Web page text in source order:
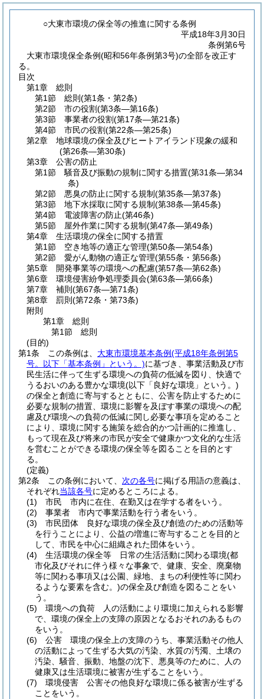
○大東市環境の保全等の推進に関する条例
平成18年3月30日
条例第6号
大東市環境保全条例(昭和56年条例第3号)の全部を改正す
る。
目次
第1章
総則
第1節
総則 (第1条・第2条)
第2節
市の役割(第3条―第16条)
第3節
事業者の役割(第17条―第21条)
第4節
市民の役割(第22条―第25条)
第2章
地球環境の保全及びヒートアイランド現象の緩和
(第26条―第30条)
第3章
公害の防止
第1節
騒音及び振動の規制に関する措置(第31条―第34
条)
第2節
悪臭の防止に関する規制(第35条―第37条)
第3節
地下水採取に関する規制(第38条―第45条)
第4節
電波障害の防止(第46条)
第5節
屋外作業に関する規制(第47条―第49条)
第4章
生活環境の保全に関する措置
第1節
空き地等の適正な管理(第50条―第54条)
第2節
愛がん動物の適正な管理(第55条・第56条)
第5章
開発事業等の環境への配慮(第57条―第62条)
第6章
環境侵害紛争処理委員会(第63条―第66条)
第7章
補則 (第67条―第71条)
第8章
罰則 (第72条・第73条)
附則
第1章
総則
第1節
総則
(目的)
第1条
この条例は、 大東市環境基本条例(平成18年条例第5
号。以下「基本条例」という。)に基づき、事業活動及び市
民生活に伴って生ずる環境への負荷の低減を図り、快適で
うるおいのある豊かな環境(以下「良好な環境」という。)
の保全と創造に寄与するとともに、公害を防止するために
必要な規制の措置、環境に影響を及ぼす事業の環境への配
慮及び環境への負荷の低減に関し必要な事項を定めること
により、環境に関する施策を総合的かつ計画的に推進し、
もって現在及び将来の市民が安全で健康かつ文化的な生活
を営むことができる環境の保全等を図ることを目的とす
る。
(定義)
第2条
この条例において、 次の各号に掲げる用語の意義は、
それぞれ当該各号に定めるところによる。
(1)
市民 市内に在住、在勤又は在学する者をいう。
(2)
事業者 市内で事業活動を行う者をいう。
(3)
市民団体 良好な環境の保全及び創造のための活動等
を行うことにより、公益の増進に寄与することを目的と
して、市民を中心に組織された団体をいう。
(4)
生活環境の保全等 日常の生活活動に関わる環境(都
市化及びそれに伴う様々な事象で、健康、安全、廃棄物
等に関わる事項又は公園、緑地、まちの利便性等に関わ
るような要素を含む。)の保全及び創造を図ることをい
う。
(5)
環境への負荷 人の活動により環境に加えられる影響
で、環境の保全上の支障の原因となるおそれのあるもの
をいう。
(6)
公害 環境の保全上の支障のうち、事業活動その他人
の活動によって生ずる大気の汚染、水質の汚濁、土壌の
汚染、騒音、振動、地盤の沈下、悪臭等のために、人の
健康又は生活環境に被害が生ずることをいう。
(7)
環境侵害 公害その他良好な環境に係る被害が生ずる
ことをいう。